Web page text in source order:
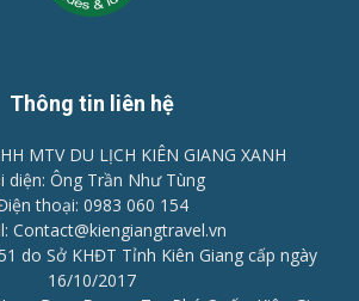
Thông tin liên hệ
MTV DU LỊCH KIÊN GIANG XANH
diện: Ông Trần Như Tùng
thoại: 0983 060 154
Contact@kiengiangtravel.vn
do Sở KHĐT Tỉnh Kiên Giang cấp ngày
16/10/2017